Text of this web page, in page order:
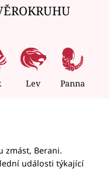
Lev Panna
zmást, Berani.
události týkající